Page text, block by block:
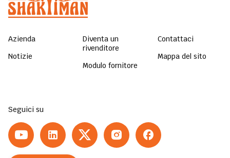
Azienda
Notizie
Diventa un
rivenditore
Modulo fornitore
Contattaci
Mappa del sito
Seguici su